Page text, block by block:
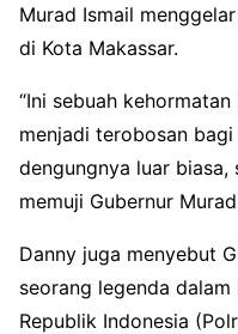
Murad Ismail
di Kota Makassar.
“Ini sebuah
menjadi terobosan
dengungnya luar biasa,
memuji Gubernur
Danny juga menyebut
seorang legenda
Republik Indonesia